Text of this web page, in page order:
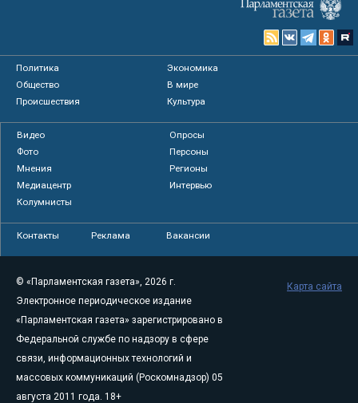
Политика
Экономика
Общество
В мире
Происшествия
Культура
Видео
Опросы
Фото
Персоны
Мнения
Регионы
Медиацентр
Интервью
Колумнисты
Контакты Реклама Вакансии
© «Парламентская газета», 2026 г.
Электронное периодическое издание
«Парламентская газета» зарегистрировано в
Федеральной службе по надзору в сфере
связи, информационных технологий и
массовых коммуникаций (Роскомнадзор) 05
августа 2011 года. 18+
Карта сайта